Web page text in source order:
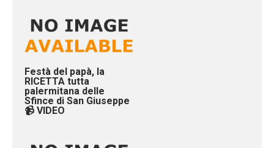
Festà del papà, la
RICETTA tutta
palermitana delle
Sfince di San Giuseppe
📹 VIDEO